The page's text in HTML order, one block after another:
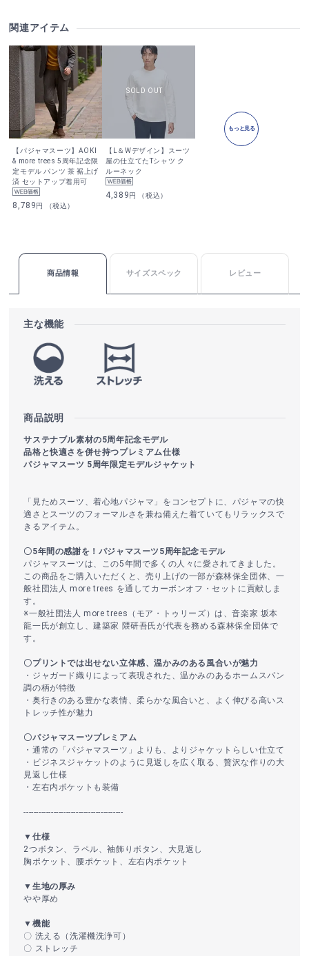
関連アイテム
【パジャマスーツ】AOKI
& more trees 5周年記念限
定モデル パンツ 茶 裾上げ
済 セットアップ着用可
8,789円 （税込）
【L＆Wデザイン】スーツ
屋の仕立てたTシャツ ク
ルーネック
4,389円 （税込）
もっと見る
商品情報 サイズスペック レビュー
主な機能
商品説明
サステナブル素材の5周年記念モデル
品格と快適さを併せ持つプレミアム仕様
パジャマスーツ 5周年限定モデルジャケット
「見ためスーツ、着心地パジャマ」をコンセプトに、パジャマの快
適さとスーツのフォーマルさを兼ね備えた着ていてもリラックスで
きるアイテム。
〇5年間の感謝を！パジャマスーツ5周年記念モデル
パジャマスーツは、この5年間で多くの人々に愛されてきました。
この商品をご購入いただくと、売り上げの一部が森林保全団体、一
般社団法人 more trees を通してカーボンオフ・セットに貢献しま
す。
※一般社団法人 more trees（モア・トゥリーズ）は、音楽家 坂本
龍一氏が創立し、建築家 隈研吾氏が代表を務める森林保全団体で
す。
〇プリントでは出せない立体感、温かみのある風合いが魅力
・ジャガード織りによって表現された、温かみのあるホームスパン
調の柄が特徴
・奥行きのある豊かな表情、柔らかな風合いと、よく伸びる高いス
トレッチ性が魅力
〇パジャマスーツプレミアム
・通常の「パジャマスーツ」よりも、よりジャケットらしい仕立て
・ビジネスジャケットのように見返しを広く取る、贅沢な作りの大
見返し仕様
・左右内ポケットも装備
----------------------------------------
▼仕様
2つボタン、ラペル、袖飾りボタン、大見返し
胸ポケット、腰ポケット、左右内ポケット
▼生地の厚み
やや厚め
▼機能
〇 洗える（洗濯機洗浄可）
〇 ストレッチ